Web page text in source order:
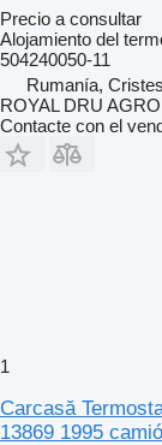
Precio a consultar
Alojamiento del
504240050-11
Rumanía,
ROYAL DRU
Contacte con el
1
Carcasă
13869 1995